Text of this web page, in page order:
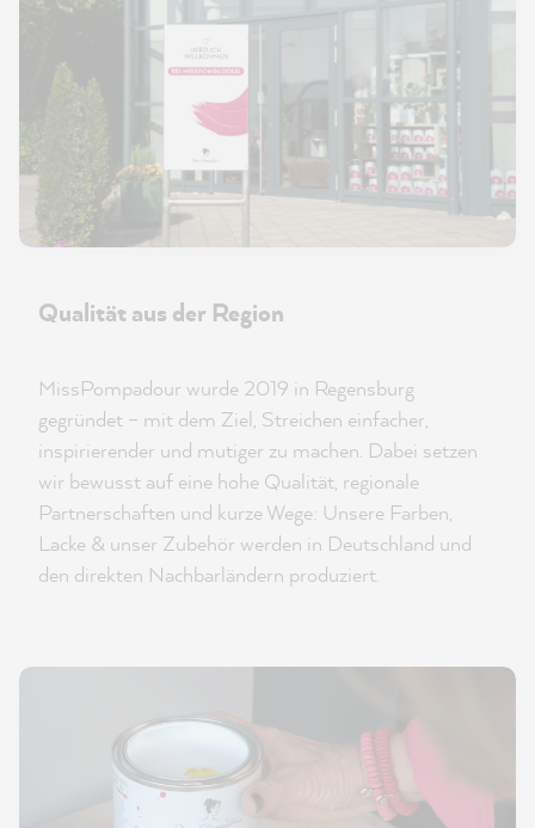
Qualität aus der Region
MissPompadour wurde 2019 in Regensburg
gegründet – mit dem Ziel, Streichen einfacher,
inspirierender und mutiger zu machen. Dabei setzen
wir bewusst auf eine hohe Qualität, regionale
Partnerschaften und kurze Wege: Unsere Farben,
Lacke & unser Zubehör werden in Deutschland und
den direkten Nachbarländern produziert.